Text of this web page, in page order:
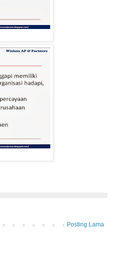
Posting Lama